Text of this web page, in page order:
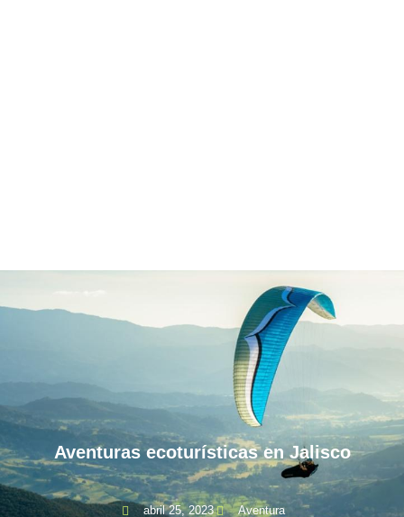
Aventuras ecoturísticas en Jalisco
abril 25, 2023 Aventura